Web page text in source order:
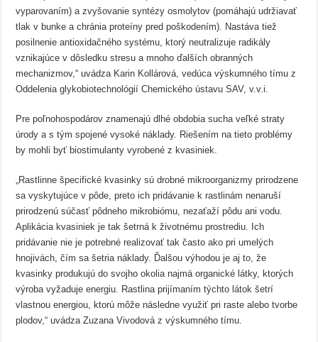
vyparovaním) a zvyšovanie syntézy osmolytov (pomáhajú udržiavať
tlak v bunke a chránia proteíny pred poškodením). Nastáva tiež
posilnenie antioxidačného systému, ktorý neutralizuje radikály
vznikajúce v dôsledku stresu a mnoho ďalších obranných
mechanizmov,“ uvádza Karin Kollárová, vedúca výskumného tímu z
Oddelenia glykobiotechnológií Chemického ústavu SAV, v.v.i.
Pre poľnohospodárov znamenajú dlhé obdobia sucha veľké straty
úrody a s tým spojené vysoké náklady. Riešením na tieto problémy
by mohli byť biostimulanty vyrobené z kvasiniek.
„Rastlinne špecifické kvasinky sú drobné mikroorganizmy prirodzene
sa vyskytujúce v pôde, preto ich pridávanie k rastlinám nenaruší
prirodzenú súčasť pôdneho mikrobiómu, nezaťaží pôdu ani vodu.
Aplikácia kvasiniek je tak šetrná k životnému prostrediu. Ich
pridávanie nie je potrebné realizovať tak často ako pri umelých
hnojivách, čím sa šetria náklady. Ďalšou výhodou je aj to, že
kvasinky produkujú do svojho okolia najmä organické látky, ktorých
výroba vyžaduje energiu. Rastlina prijímaním týchto látok šetrí
vlastnou energiou, ktorú môže následne využiť pri raste alebo tvorbe
plodov,“ uvádza Zuzana Vivodová z výskumného tímu.